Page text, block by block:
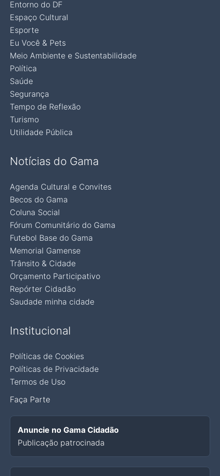
Entorno do DF
Espaço Cultural
Esporte
Eu Você & Pets
Meio Ambiente e Sustentabilidade
Política
Saúde
Segurança
Tempo de Reflexão
Turismo
Utilidade Pública
Notícias do Gama
Agenda Cultural e Convites
Becos do Gama
Coluna Social
Fórum Comunitário do Gama
Futebol Base do Gama
Memorial Gamense
Trânsito & Cidade
Orçamento Participativo
Repórter Cidadão
Saudade minha cidade
Institucional
Políticas de Cookies
Políticas de Privacidade
Termos de Uso
Faça Parte
Anuncie no Gama Cidadão
Publicação patrocinada